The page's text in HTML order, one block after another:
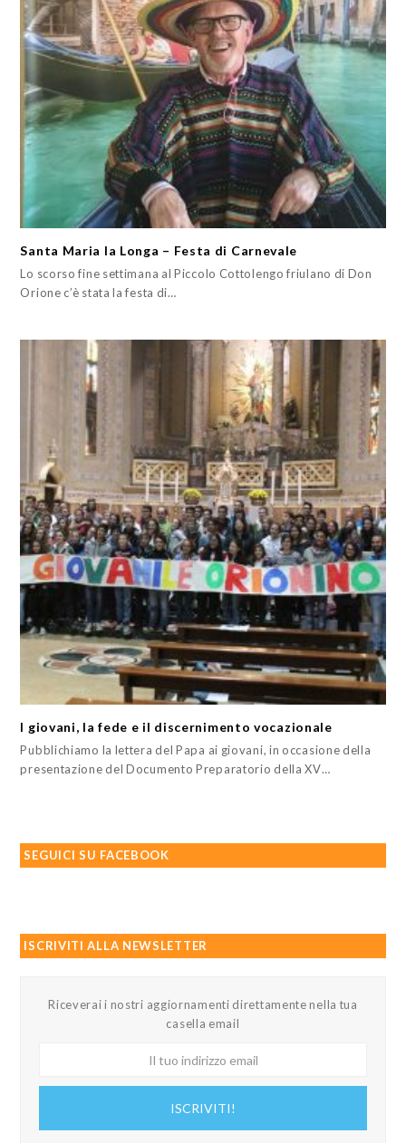
Santa Maria la Longa – Festa di Carnevale
Lo scorso fine settimana al Piccolo Cottolengo friulano di Don
Orione c’è stata la festa di…
I giovani, la fede e il discernimento vocazionale
Pubblichiamo la lettera del Papa ai giovani, in occasione della
presentazione del Documento Preparatorio della XV…
SEGUICI SU FACEBOOK
ISCRIVITI ALLA NEWSLETTER
Riceverai i nostri aggiornamenti direttamente nella tua
casella email
ISCRIVITI!